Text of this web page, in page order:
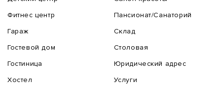
Фитнес центр
Гараж
Гостевой дом
Гостиница
Хостел
Пансионат/Санаторий
Склад
Столовая
Юридический адрес
Услуги